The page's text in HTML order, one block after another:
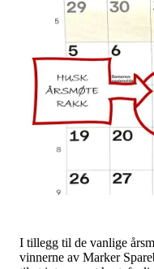
I tillegg til de vanlige
vinnerne av Marker